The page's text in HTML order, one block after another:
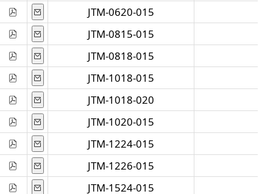
JTM-0620-015
JTM-0815-015
JTM-0818-015
JTM-1018-015
JTM-1018-020
JTM-1020-015
JTM-1224-015
JTM-1226-015
JTM-1524-015